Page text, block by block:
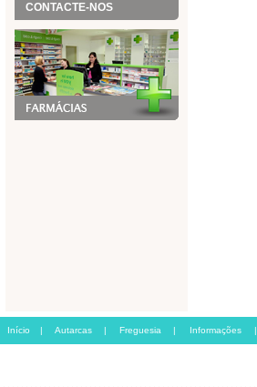
CONTACTE-NOS
Início | Autarcas | Freguesia | Informações |